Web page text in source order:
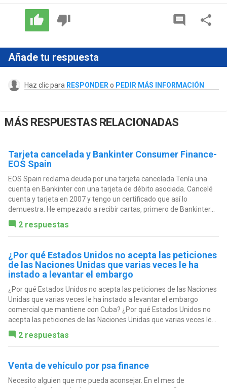
Añade tu respuesta
Haz clic para RESPONDER o PEDIR MÁS INFORMACIÓN
MÁS RESPUESTAS RELACIONADAS
Tarjeta cancelada y Bankinter Consumer Finance-
EOS Spain
EOS Spain reclama deuda por una tarjeta cancelada Tenía una
cuenta en Bankinter con una tarjeta de débito asociada. Cancelé
cuenta y tarjeta en 2007 y tengo un certificado que así lo
demuestra. He empezado a recibir cartas, primero de Bankinter...
2 respuestas
¿Por qué Estados Unidos no acepta las peticiones
de las Naciones Unidas que varias veces le ha
instado a levantar el embargo
¿Por qué Estados Unidos no acepta las peticiones de las Naciones
Unidas que varias veces le ha instado a levantar el embargo
comercial que mantiene con Cuba? ¿Por qué Estados Unidos no
acepta las peticiones de las Naciones Unidas que varias veces le...
2 respuestas
Venta de vehículo por psa finance
Necesito alguien que me pueda aconsejar. En el mes de